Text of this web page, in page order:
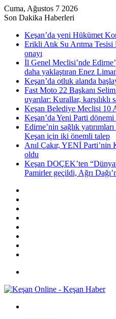
Cuma, Ağustos 7 2026
Son Dakika Haberleri
Keşan’da yeni Hükümet
Erikli Atık Su Arıtma Tesisi
onayı
İl Genel Meclisi’nde
daha yaklaştıran Enez
Keşan’da otluk alanda
Fast Moto 22 Başkanı
uyarılar: Kurallar, karşılıklı
Keşan Belediye Meclisi 10
Keşan’da Yeni Parti dönemi
Edirne’nin sağlık
Keşan için iki önemli talep
Anıl Çakır, YENİ Parti’nin
oldu
Keşan DOÇEK’ten
Pamirler geçildi, Ağrı